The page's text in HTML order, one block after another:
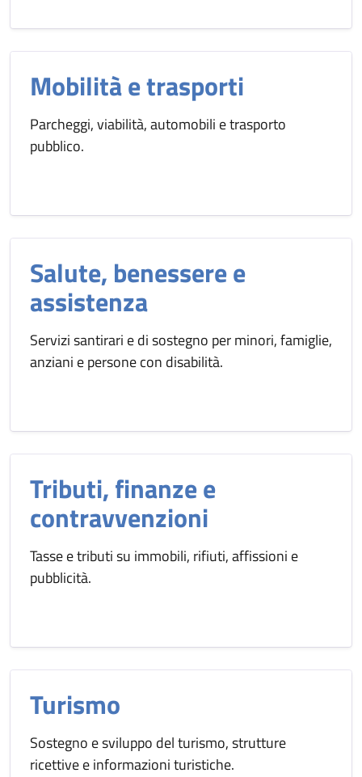
Mobilità e trasporti
Parcheggi, viabilità, automobili e trasporto
pubblico.
Salute, benessere e
assistenza
Servizi santirari e di sostegno per minori, famiglie,
anziani e persone con disabilità.
Tributi, finanze e
contravvenzioni
Tasse e tributi su immobili, rifiuti, affissioni e
pubblicità.
Turismo
Sostegno e sviluppo del turismo, strutture
ricettive e informazioni turistiche.